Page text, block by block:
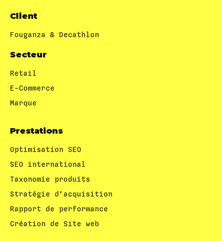
Client
Fouganza & Decathlon
Secteur
Retail
E-Commerce
Marque
Prestations
Optimisation SEO
SEO international
Taxonomie produits
Stratégie d’acquisition
Rapport de performance
Création de Site web